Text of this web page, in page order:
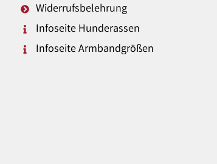
Widerrufsbelehrung
Infoseite Hunderassen
Infoseite Armbandgrößen